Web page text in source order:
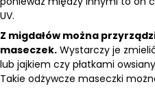
UV.
Z migdałów można
maseczek. Wystarczy je
lub jajkiem czy płatkami
Takie odżywcze maseczki